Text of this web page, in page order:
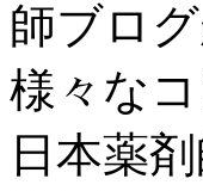
師ブロ
様々な
日本薬